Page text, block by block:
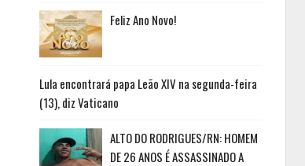
Feliz Ano Novo!
Lula encontrará papa Leão XIV na segunda-feira
(13), diz Vaticano
ALTO DO RODRIGUES/RN: HOMEM
DE 26 ANOS É ASSASSINADO A